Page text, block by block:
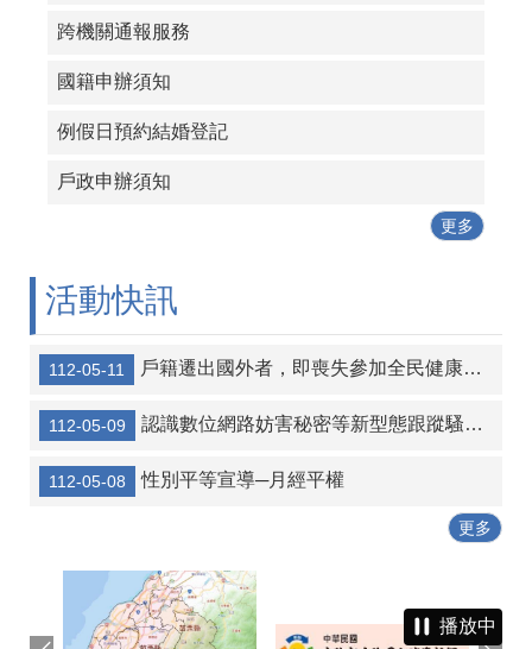
跨機關通報服務
國籍申辦須知
例假日預約結婚登記
戶政申辦須知
更多
活動快訊
112-05-11 戶籍遷出國外者，即喪失參加全民健康保險資格
112-05-09 認識數位網路妨害秘密等新型態跟蹤騷擾犯罪
112-05-08 性別平等宣導─月經平權
更多
播放中